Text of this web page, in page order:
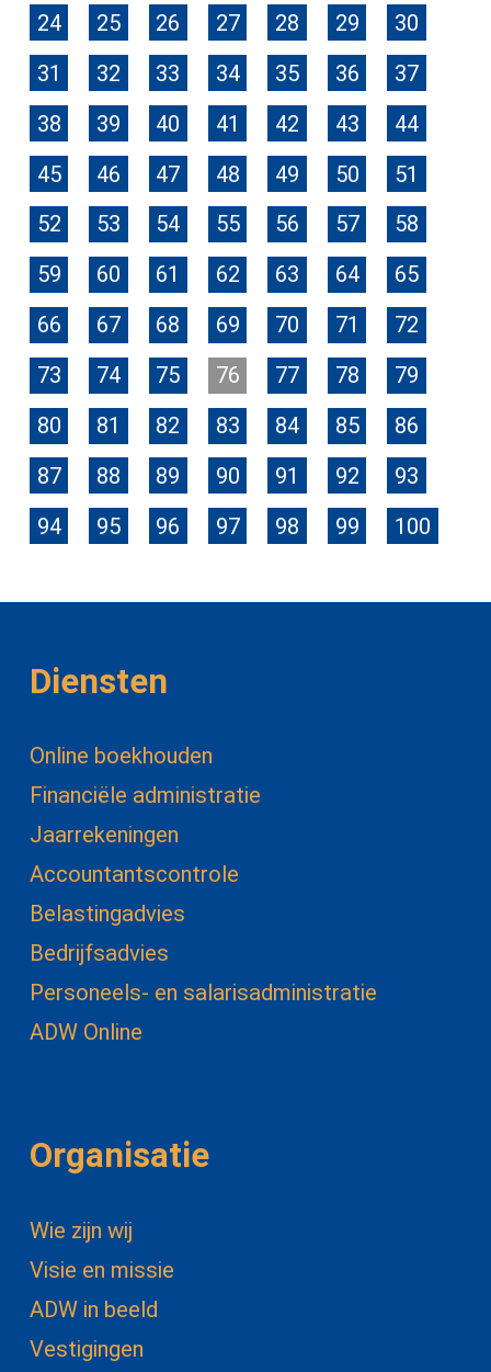
24
25 26 27 28 29
30
31
32 33 34 35 36
37
38
39 40 41 42 43
44
45
46 47 48 49 50
51
52
53 54 55 56 57
58
59
60 61 62 63 64
65
66
67 68 69 70 71
72
73
74 75 76 77 78
79
80
81 82 83 84 85
86
87
88 89 90 91 92
93
94
95 96 97 98 99 100
Diensten
Online boekhouden
Financiële administratie
Jaarrekeningen
Accountantscontrole
Belastingadvies
Bedrijfsadvies
Personeels- en salarisadministratie
ADW Online
Organisatie
Wie zijn wij
Visie en missie
ADW in beeld
Vestigingen